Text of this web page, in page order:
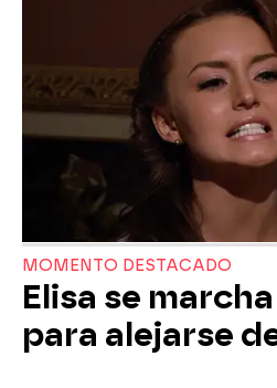
MOMENTO DESTACADO
Elisa se
para alejarse